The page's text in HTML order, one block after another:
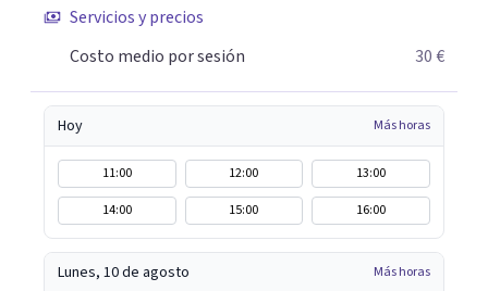
¿Tienes dudas de cómo enfocaré tu problema o situación?
momento de dar el paso a una nueva etapa en tu vida.
Servicios y precios
Costo medio por sesión
30 €
Hoy Más horas
11:00 12:00
13:00
14:00
15:00 16:00
Lunes, 10 de agosto Más horas